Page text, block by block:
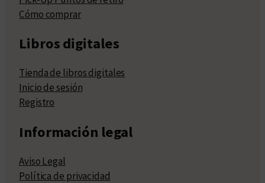
Cómo comprar
Libros digitales
Tienda de libros digitales
Inicio de sesión
Registro
Información legal
Aviso Legal
Política de privacidad